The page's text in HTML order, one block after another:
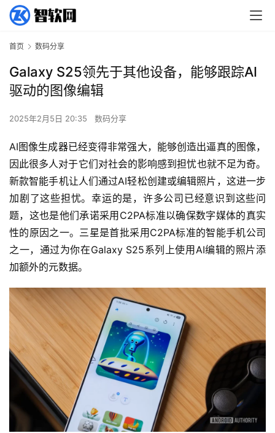
首页 数码分享
Galaxy S25领先于其他设备，能够跟踪AI
驱动的图像编辑
2025年2月5日 20:35 数码分享
AI图像生成器已经变得非常强大，能够创造出逼真的图像，
因此很多人对于它们对社会的影响感到担忧也就不足为奇。
新款智能手机让人们通过AI轻松创建或编辑照片，这进一步
加剧了这些担忧。幸运的是，许多公司已经意识到这些问
题，这也是他们承诺采用C2PA标准以确保数字媒体的真实
性的原因之一。三星是首批采用C2PA标准的智能手机公司
之一，通过为你在Galaxy S25系列上使用AI编辑的照片添
加额外的元数据。